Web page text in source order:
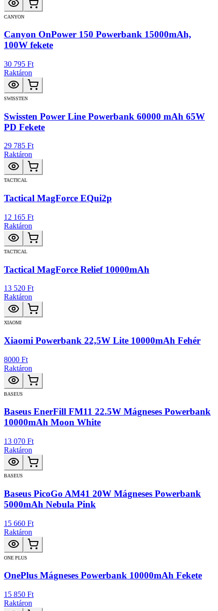
CANYON
Canyon OnPower 150 Powerbank 15000mAh,
100W fekete
30 795 Ft
Raktáron
SWISSTEN
Swissten Power Line Powerbank 60000 mAh 65W
PD Fekete
29 785 Ft
Raktáron
TACTICAL
Tactical MagForce EQui2p
12 165 Ft
Raktáron
TACTICAL
Tactical MagForce Relief 10000mAh
13 520 Ft
Raktáron
XIAOMI
Xiaomi Powerbank 22,5W Lite 10000mAh Fehér
8000 Ft
Raktáron
BASEUS
Baseus EnerFill FM11 22.5W Mágneses Powerbank
10000mAh Moon White
13 070 Ft
Raktáron
BASEUS
Baseus PicoGo AM41 20W Mágneses Powerbank
5000mAh Nebula Pink
15 660 Ft
Raktáron
ONE PLUS
OnePlus Mágneses Powerbank 10000mAh Fekete
15 850 Ft
Raktáron